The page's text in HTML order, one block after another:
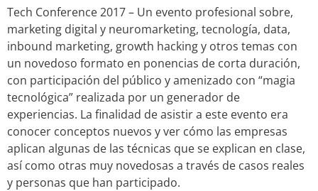
Tech Conference 2017 – Un evento profesional sobre,
marketing digital y neuromarketing, tecnología, data,
inbound marketing, growth hacking y otros temas con
un novedoso formato en ponencias de corta duración,
con participación del público y amenizado con “magia
tecnológica” realizada por un generador de
experiencias. La finalidad de asistir a este evento era
conocer conceptos nuevos y ver cómo las empresas
aplican algunas de las técnicas que se explican en clase,
así como otras muy novedosas a través de casos reales
y personas que han participado.